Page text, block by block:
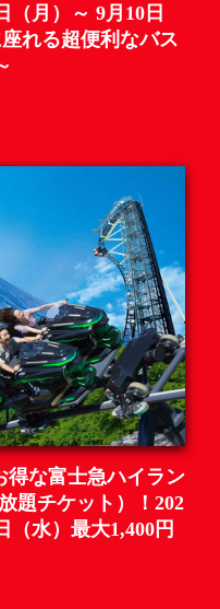
（月）～ 9月10日
れる超便利なバス
得な富士急ハイラン
題チケット）！202
（水）最大1,400円